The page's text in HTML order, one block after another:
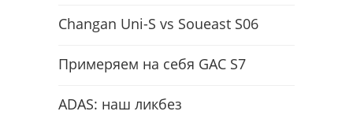
Changan Uni-S vs Soueast S06
Примеряем на себя GAC S7
ADAS: наш ликбез